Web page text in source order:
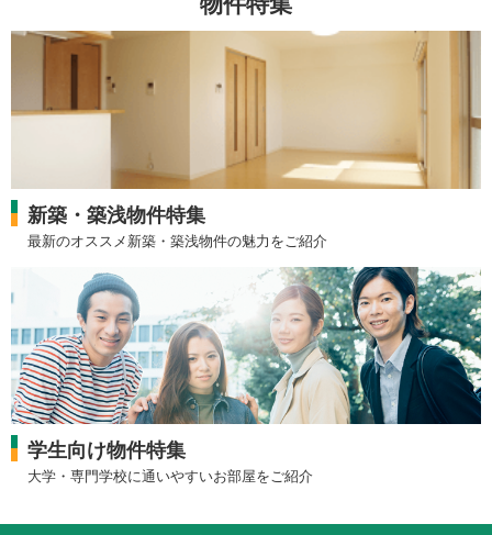
新築・築浅物件特集
最新のオススメ新築・築浅物件の魅力をご紹介
学生向け物件特集
大学・専門学校に通いやすいお部屋をご紹介